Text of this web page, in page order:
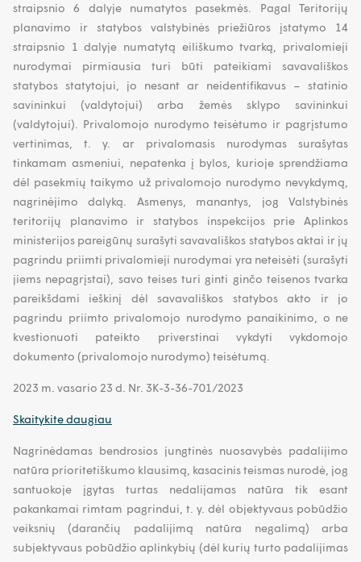
straipsnio 6 dalyje numatytos pasekmės. Pagal Teritorijų
planavimo ir statybos valstybinės priežiūros įstatymo 14
straipsnio 1 dalyje numatytą eiliškumo tvarką, privalomieji
nurodymai pirmiausia turi būti pateikiami savavališkos
statybos statytojui, jo nesant ar neidentifikavus – statinio
savininkui (valdytojui) arba žemės sklypo savininkui
(valdytojui). Privalomojo nurodymo teisėtumo ir pagrįstumo
vertinimas, t. y. ar privalomasis nurodymas surašytas
tinkamam asmeniui, nepatenka į bylos, kurioje sprendžiama
dėl pasekmių taikymo už privalomojo nurodymo nevykdymą,
nagrinėjimo dalyką. Asmenys, manantys, jog Valstybinės
teritorijų planavimo ir statybos inspekcijos prie Aplinkos
ministerijos pareigūnų surašyti savavališkos statybos aktai ir jų
pagrindu priimti privalomieji nurodymai yra neteisėti (surašyti
jiems nepagrįstai), savo teises turi ginti ginčo teisenos tvarka
pareikšdami ieškinį dėl savavališkos statybos akto ir jo
pagrindu priimto privalomojo nurodymo panaikinimo, o ne
kvestionuoti pateikto priverstinai vykdyti vykdomojo
dokumento (privalomojo nurodymo) teisėtumą.
2023 m. vasario 23 d. Nr. 3K-3-36-701/2023
Skaitykite daugiau
Nagrinėdamas bendrosios jungtinės nuosavybės padalijimo
natūra prioritetiškumo klausimą, kasacinis teismas nurodė, jog
santuokoje įgytas turtas nedalijamas natūra tik esant
pakankamai rimtam pagrindui, t. y. dėl objektyvaus pobūdžio
veiksnių (darančių padalijimą natūra negalimą) arba
subjektyvaus pobūdžio aplinkybių (dėl kurių turto padalijimas